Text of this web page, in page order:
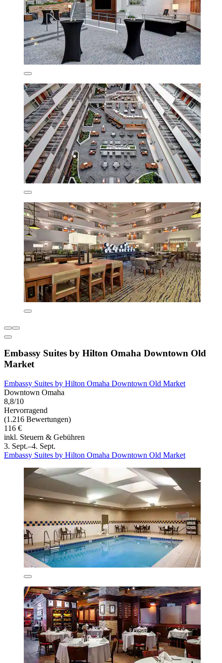
Embassy Suites by Hilton Omaha Downtown Old
Market
Embassy Suites by Hilton Omaha Downtown Old Market
Downtown Omaha
8,8/10
Hervorragend
(1.216 Bewertungen)
116 €
inkl. Steuern & Gebühren
3. Sept.–4. Sept.
Embassy Suites by Hilton Omaha Downtown Old Market